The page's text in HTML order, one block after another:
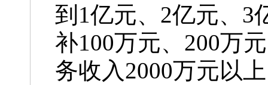
到1亿元、2亿元、3
补100万元、200万
务收入2000万元以